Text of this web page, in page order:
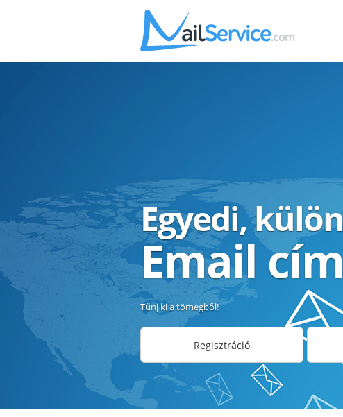
Egyedi,
Email
Tűnj ki a tömegből!
Regisztráció